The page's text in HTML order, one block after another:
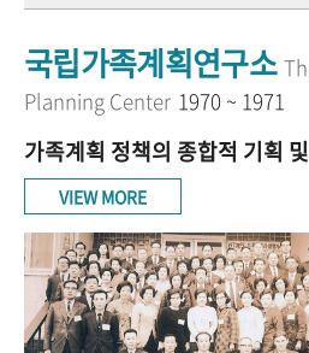
국립가족계획연구소
Planning Center 1970 ~ 1971
가족계획 정책의 종합적 기획
VIEW MORE